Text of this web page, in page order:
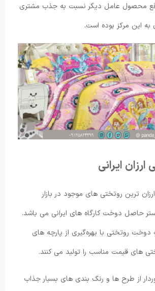
محصول عامل دیگر نسبت به جذب مشتری
به این مرکز بوده است.
ایرانی
ترین روتختی های موجود در بازار
حاصل دوخت کارگاه های ایرانی می باشد.
دوخت روتختی با بهره‌گیری از پارچه های
های قیمت مناسب را تولید می ‌کنند.
از طرح ها و رنگ بندی های بسیار جذاب